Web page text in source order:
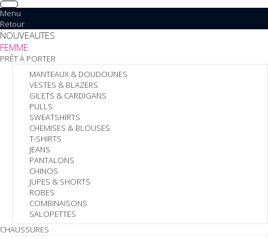
Menu
Retour
NOUVEAUTES
FEMME
PRÊT À PORTER
MANTEAUX & DOUDOUNES
VESTES & BLAZERS
GILETS & CARDIGANS
PULLS
SWEATSHIRTS
CHEMISES & BLOUSES
T-SHIRTS
JEANS
PANTALONS
CHINOS
JUPES & SHORTS
ROBES
COMBINAISONS
SALOPETTES
CHAUSSURES